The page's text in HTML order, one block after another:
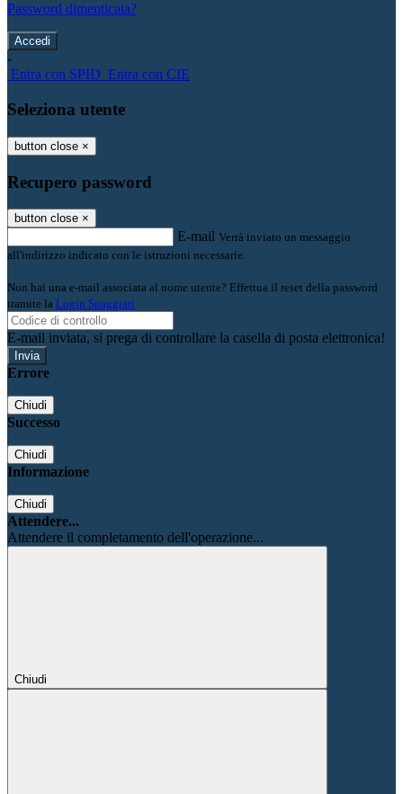
Password dimenticata?
-
Entra con SPID Entra con CIE
Seleziona utente
button close ×
Recupero password
button close ×
E-mail Verrà inviato un messaggio
all'indirizzo indicato con le istruzioni necessarie.
Non hai una e-mail associata al nome utente? Effettua il reset della password
tramite la Login Spaggiari
E-mail inviata, si prega di controllare la casella di posta elettronica!
Errore
Chiudi
Successo
Chiudi
Informazione
Chiudi
Attendere...
Attendere il completamento dell'operazione...
Chiudi